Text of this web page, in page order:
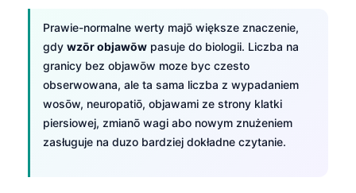
Prawie-normalne werty majō większe znaczenie,
gdy wzōr objawōw pasuje do biologii. Liczba na
granicy bez objawōw moze byc czesto
obserwowana, ale ta sama liczba z wypadaniem
wosōw, neuropatiō, objawami ze strony klatki
piersiowej, zmianō wagi abo nowym znużeniem
zasługuje na duzo bardziej dokładne czytanie.